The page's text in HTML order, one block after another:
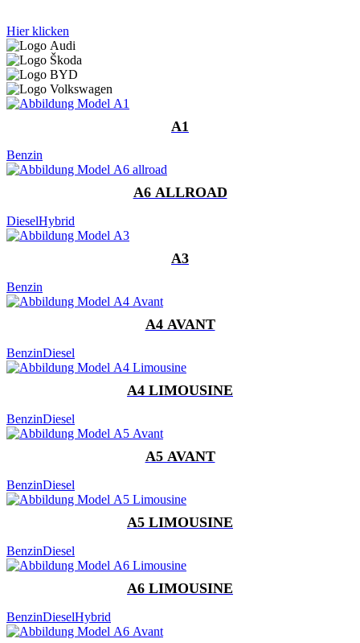
Hier klicken
A1
Benzin
A6 ALLROAD
DieselHybrid
A3
Benzin
A4 AVANT
BenzinDiesel
A4 LIMOUSINE
BenzinDiesel
A5 AVANT
BenzinDiesel
A5 LIMOUSINE
BenzinDiesel
A6 LIMOUSINE
BenzinDieselHybrid